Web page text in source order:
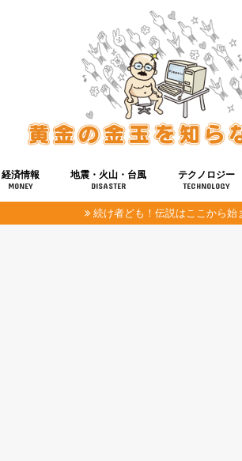
経済情報
MONEY
地震・火山・台風
DISASTER
テクノロジー
TECHNOLOGY
健康
宇宙
続け者ども！伝説はここから始